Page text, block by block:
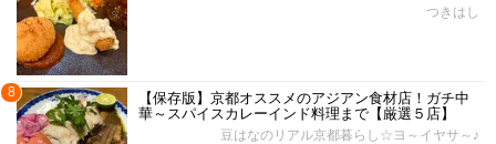
つきはし
8
【保存版】京都オススメのアジアン食材店！ガチ中
華～スパイスカレーインド料理まで【厳選５店】
豆はなのリアル京都暮らし☆ヨ～イヤサ～♪